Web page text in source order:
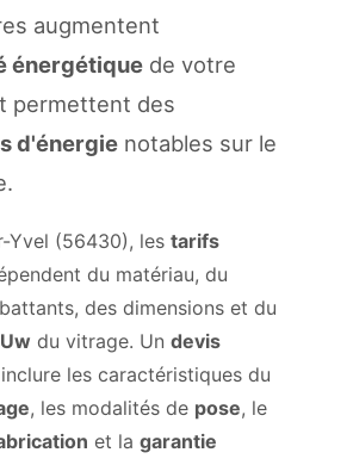
augmentent
énergétique de votre
permettent des
d'énergie notables sur le
Yvel (56430), les tarifs
du matériau, du
des dimensions et du
du vitrage. Un devis
les caractéristiques du
, les modalités de pose, le
et la garantie